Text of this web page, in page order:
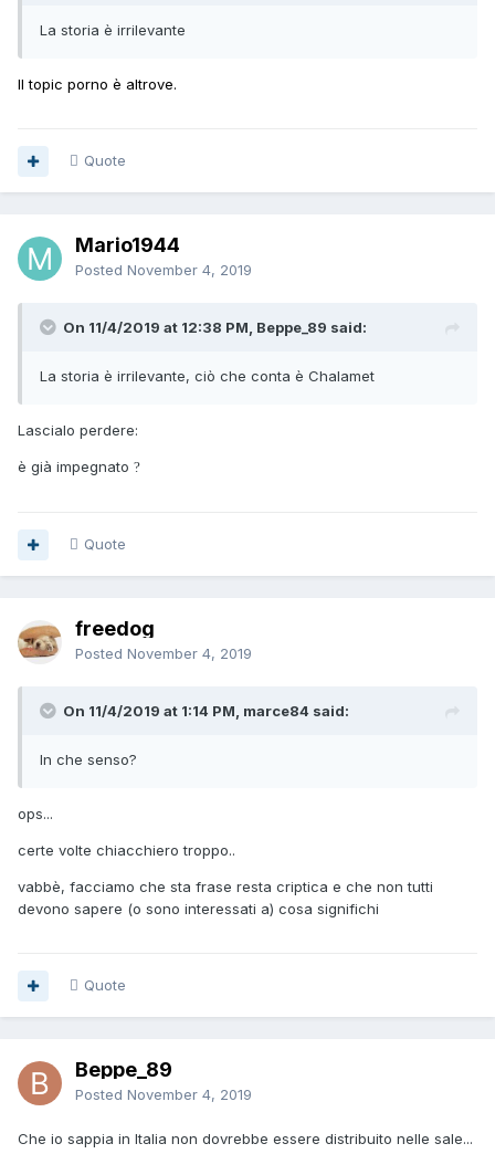
La storia è irrilevante
Il topic porno è altrove.
Quote
Mario1944
Posted November 4, 2019
On 11/4/2019 at 12:38 PM, Beppe_89 said:
La storia è irrilevante, ciò che conta è Chalamet
Lascialo perdere:
è già impegnato ?
Quote
freedog
Posted November 4, 2019
On 11/4/2019 at 1:14 PM, marce84 said:
In che senso?
ops...
certe volte chiacchiero troppo..
vabbè, facciamo che sta frase resta criptica e che non tutti
devono sapere (o sono interessati a) cosa significhi
Quote
Beppe_89
Posted November 4, 2019
Che io sappia in Italia non dovrebbe essere distribuito nelle sale...